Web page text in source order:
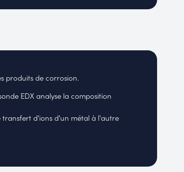
produits de corrosion.
EDX analyse la composition
d'ions d'un métal à l'autre